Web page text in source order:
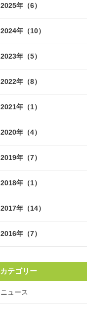
2025年（6）
2024年（10）
2023年（5）
2022年（8）
2021年（1）
2020年（4）
2019年（7）
2018年（1）
2017年（14）
2016年（7）
カテゴリー
ニュース